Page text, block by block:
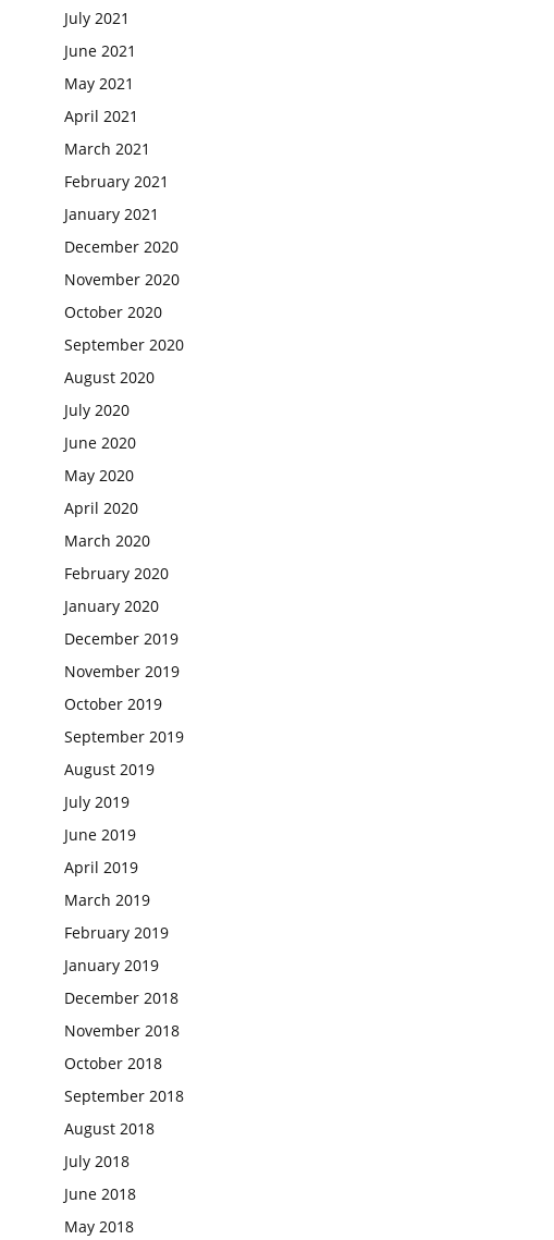
July 2021
June 2021
May 2021
April 2021
March 2021
February 2021
January 2021
December 2020
November 2020
October 2020
September 2020
August 2020
July 2020
June 2020
May 2020
April 2020
March 2020
February 2020
January 2020
December 2019
November 2019
October 2019
September 2019
August 2019
July 2019
June 2019
April 2019
March 2019
February 2019
January 2019
December 2018
November 2018
October 2018
September 2018
August 2018
July 2018
June 2018
May 2018